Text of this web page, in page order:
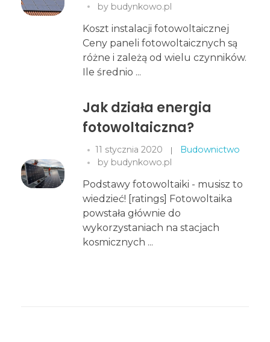
by budynkowo.pl
Koszt instalacji fotowoltaicznej
Ceny paneli fotowoltaicznych są
różne i zależą od wielu czynników.
Ile średnio ...
Jak działa energia
fotowoltaiczna?
11 stycznia 2020
Budownictwo
by budynkowo.pl
Podstawy fotowoltaiki - musisz to
wiedzieć! [ratings] Fotowoltaika
powstała głównie do
wykorzystaniach na stacjach
kosmicznych ...